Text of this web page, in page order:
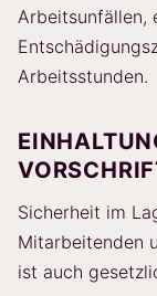
Arbeitsunfällen,
Arbeitsstunden.
Sicherheit im
Mitarbeitenden
ist auch